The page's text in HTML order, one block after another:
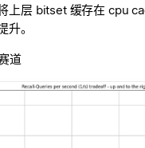
上层 bitset 缓存在 cpu
升。
道